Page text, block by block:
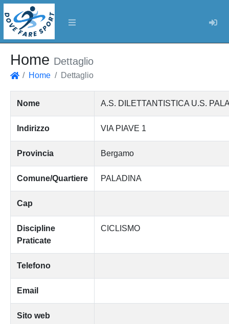
Home Dettaglio
Home Dettaglio
Nome A.S. DILETTANTISTICA U.S.
Indirizzo VIA PIAVE 1
Provincia Bergamo
Comune/Quartiere PALADINA
Cap
Discipline
Praticate
CICLISMO
Telefono
Email
Sito web